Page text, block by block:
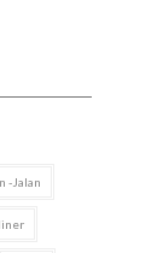
-jalan